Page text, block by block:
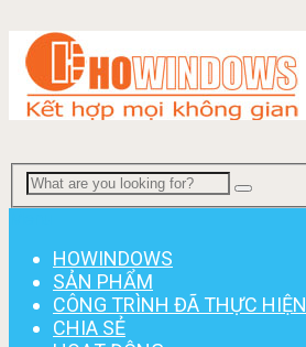
HOWINDOWS
SẢN PHẨM
CÔNG TRÌNH ĐÃ THỰC HIỆN
CHIA SẺ